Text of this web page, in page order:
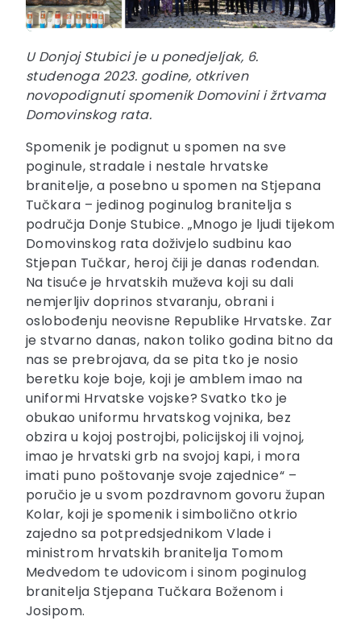
U Donjoj Stubici je u ponedjeljak, 6.
studenoga 2023. godine, otkriven
novopodignuti spomenik Domovini i žrtvama
Domovinskog rata.
Spomenik je podignut u spomen na sve
poginule, stradale i nestale hrvatske
branitelje, a posebno u spomen na Stjepana
Tučkara – jedinog poginulog branitelja s
područja Donje Stubice. „Mnogo je ljudi tijekom
Domovinskog rata doživjelo sudbinu kao
Stjepan Tučkar, heroj čiji je danas rođendan.
Na tisuće je hrvatskih muževa koji su dali
nemjerljiv doprinos stvaranju, obrani i
oslobođenju neovisne Republike Hrvatske. Zar
je stvarno danas, nakon toliko godina bitno da
nas se prebrojava, da se pita tko je nosio
beretku koje boje, koji je amblem imao na
uniformi Hrvatske vojske? Svatko tko je
obukao uniformu hrvatskog vojnika, bez
obzira u kojoj postrojbi, policijskoj ili vojnoj,
imao je hrvatski grb na svojoj kapi, i mora
imati puno poštovanje svoje zajednice“ –
poručio je u svom pozdravnom govoru župan
Kolar, koji je spomenik i simbolično otkrio
zajedno sa potpredsjednikom Vlade i
ministrom hrvatskih branitelja Tomom
Medvedom te udovicom i sinom poginulog
branitelja Stjepana Tučkara Boženom i
Josipom.